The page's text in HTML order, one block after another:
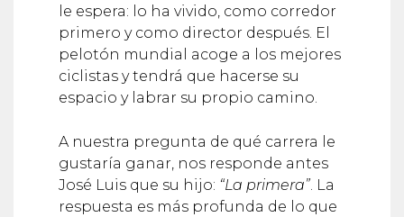
le espera: lo ha vivido, como corredor
primero y como director después. El
pelotón mundial acoge a los mejores
ciclistas y tendrá que hacerse su
espacio y labrar su propio camino.
A nuestra pregunta de qué carrera le
gustaría ganar, nos responde antes
José Luis que su hijo: “La primera”. La
respuesta es más profunda de lo que